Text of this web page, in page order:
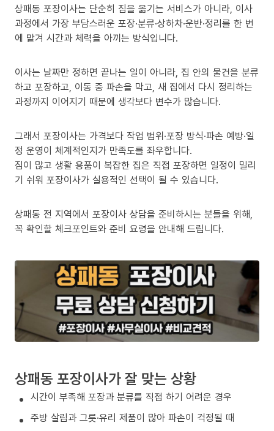
상패동 포장이사는 단순히 짐을 옮기는 서비스가 아니라, 이사
과정에서 가장 부담스러운 포장·분류·상하차·운반·정리를 한 번
에 맡겨 시간과 체력을 아끼는 방식입니다.
이사는 날짜만 정하면 끝나는 일이 아니라, 집 안의 물건을 분류
하고 포장하고, 이동 중 파손을 막고, 새 집에서 다시 정리하는
과정까지 이어지기 때문에 생각보다 변수가 많습니다.
그래서 포장이사는 가격보다 작업 범위·포장 방식·파손 예방·일
정 운영이 체계적인지가 만족도를 좌우합니다.
짐이 많고 생활 용품이 복잡한 집은 직접 포장하면 일정이 밀리
기 쉬워 포장이사가 실용적인 선택이 될 수 있습니다.
상패동 전 지역에서 포장이사 상담을 준비하시는 분들을 위해,
꼭 확인할 체크포인트와 준비 요령을 안내해 드립니다.
상패동 포장이사가 잘 맞는 상황
시간이 부족해 포장과 분류를 직접 하기 어려운 경우
주방 살림과 그릇·유리 제품이 많아 파손이 걱정될 때